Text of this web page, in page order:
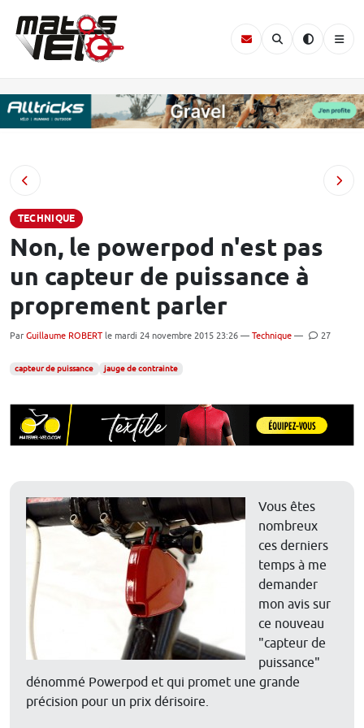
TECHNIQUE
Non, le powerpod n'est pas
un capteur de puissance à
proprement parler
Par Guillaume ROBERT le mardi 24 novembre 2015 23:26 — Technique — 27
capteur de puissance jauge de contrainte
Vous êtes
nombreux
ces derniers
temps à me
demander
mon avis sur
ce nouveau
"capteur de
puissance"
dénommé Powerpod et qui promet une grande
précision pour un prix dérisoire.